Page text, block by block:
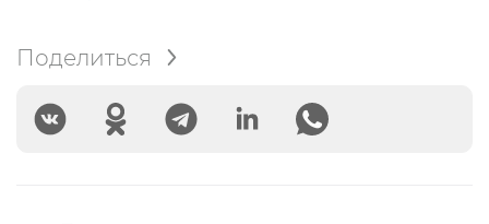
Поделиться